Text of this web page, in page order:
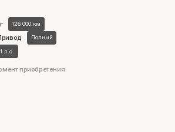
126 000 км
Полный
л.с.
приобретения